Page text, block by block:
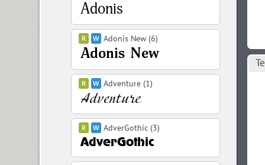
Adonis New (6)
Adventure (1)
AdverGothic (3)